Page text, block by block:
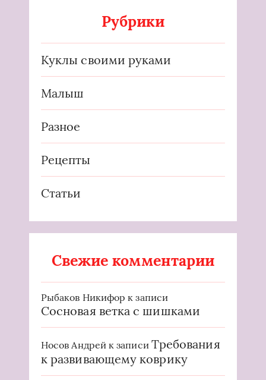
Рубрики
Куклы своими руками
Малыш
Разное
Рецепты
Статьи
Свежие комментарии
Рыбаков Никифор к записи
Сосновая ветка с шишками
Носов Андрейк записи Требования
к развивающему коврику